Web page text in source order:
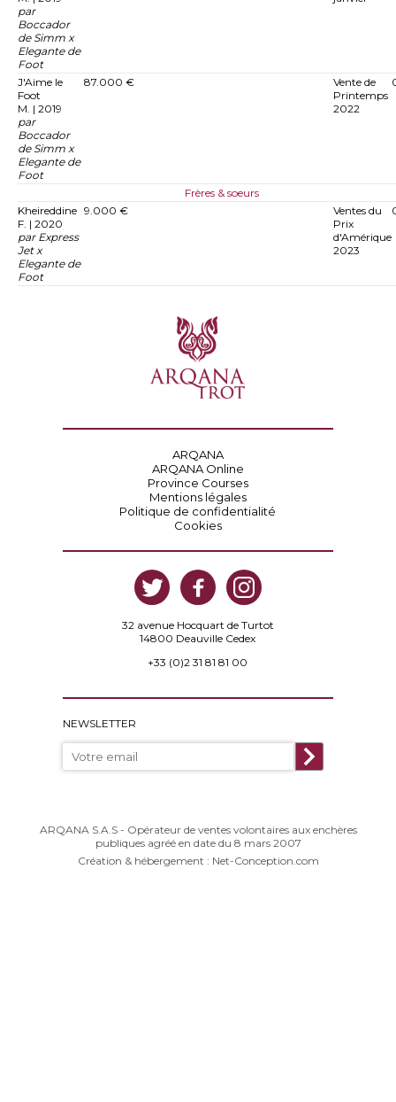
par
Boccador
de Simm x
Elegante de
Foot
J'Aime le
Foot
M. | 2019
par
Boccador
de Simm x
Elegante de
Foot
87.000 €
Vente de
Printemps
2022
Frères & soeurs
Kheireddine
F. | 2020
par Express
Jet x
Elegante de
Foot
9.000 €
Ventes du
Prix
d'Amérique
2023
ARQANA
ARQANA Online
Province Courses
Mentions légales
Politique de confidentialité
Cookies
32 avenue Hocquart de Turtot
14800 Deauville Cedex
+33 (0)2 31 81 81 00
NEWSLETTER
ARQANA S.A.S - Opérateur de ventes volontaires aux enchères
publiques agréé en date du 8 mars 2007
Création & hébergement : Net-Conception.com